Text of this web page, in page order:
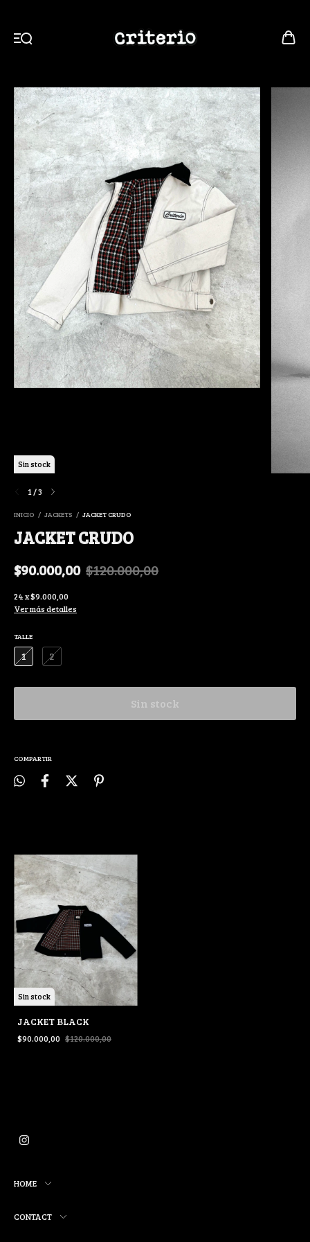
Sin stock
1 /3
INICIO / JACKETS / JACKET CRUDO
JACKET CRUDO
$90.000,00 $120.000,00
24x$9.000,00
Ver más detalles
TALLE
1 2
COMPARTIR
Sin stock
JACKET BLACK
$90.000,00 $120.000,00
HOME
CONTACT